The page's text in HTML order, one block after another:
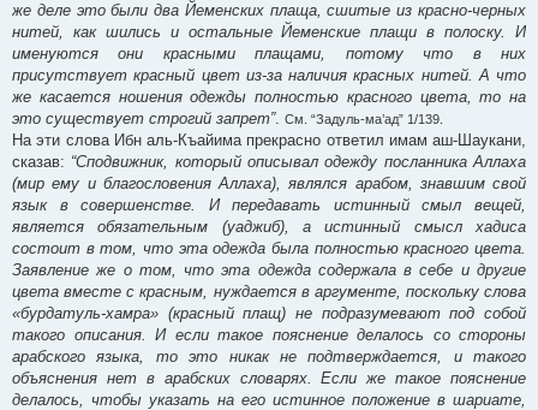
же деле это были два Йеменских плаща, сшитые из красно-черных
нитей, как шились и остальные Йеменские плащи в полоску. И
именуются они красными плащами, потому что в них
присутствует красный цвет из-за наличия красных нитей. А что
же касается ношения одежды полностью красного цвета, то на
это существует строгий запрет”. См. “Задуль-ма’ад” 1/139.
На эти слова Ибн аль-Къайима прекрасно ответил имам аш-Шаукани,
сказав: “Сподвижник, который описывал одежду посланника Аллаха
(мир ему и благословения Аллаха), являлся арабом, знавшим свой
язык в совершенстве. И передавать истинный смыл вещей,
является обязательным (уаджиб), а истинный смысл хадиса
состоит в том, что эта одежда была полностью красного цвета.
Заявление же о том, что эта одежда содержала в себе и другие
цвета вместе с красным, нуждается в аргументе, поскольку слова
«бурдатуль-хамра» (красный плащ) не подразумевают под собой
такого описания. И если такое пояснение делалось со стороны
арабского языка, то это никак не подтверждается, и такого
объяснения нет в арабских словарях. Если же такое пояснение
делалось, чтобы указать на его истинное положение в шариате,